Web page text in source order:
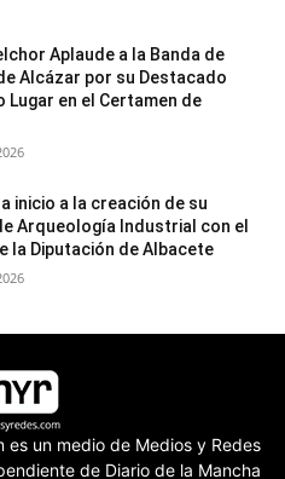
Aplaude a la Banda de
Alcázar por su Destacado
Lugar en el Certamen de
inicio a la creación de su
Arqueología Industrial con el
la Diputación de Albacete
es un medio de Medios y Redes
de Diario de la Mancha